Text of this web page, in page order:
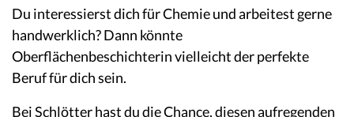
Du interessierst dich für Chemie und arbeitest gerne
handwerklich? Dann könnte
Oberflächenbeschichterin vielleicht der perfekte
Beruf für dich sein.
Bei Schlötter hast du die Chance, diesen aufregenden